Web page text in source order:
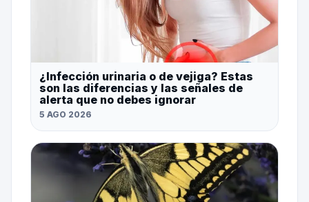
¿Infección urinaria o de vejiga? Estas
son las diferencias y las señales de
alerta que no debes ignorar
5 AGO 2026